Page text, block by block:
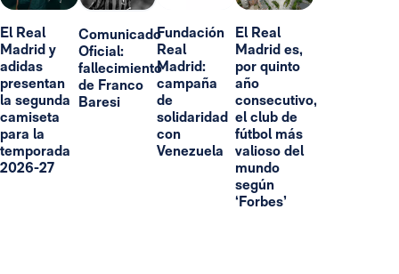
El Real
Madrid y
adidas
presentan
la segunda
camiseta
para la
temporada
2026-27
Comunicado
Oficial:
fallecimiento
de Franco
Baresi
Fundación
Real
Madrid:
campaña
de
solidaridad
con
Venezuela
El Real
Madrid es,
por quinto
año
consecutivo,
el club de
fútbol más
valioso del
mundo
según
‘Forbes’